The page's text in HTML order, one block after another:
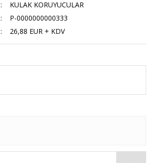
KULAK KORUYUCULAR
P-0000000000333
26,88 EUR + KDV